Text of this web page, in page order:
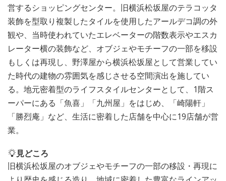
営するショッピングセンター。旧横浜松坂屋のテラコッタ
装飾を型取り複製したタイルを使用したアールデコ調の外
観や、当時使われていたエレベーターの階数表示やエスカ
レーター横の装飾など、オブジェやモチーフの一部を移設
もしくは再現し、野澤屋から横浜松坂屋として営業してい
た時代の建物の雰囲気を感じさせる空間演出を施してい
る。地元密着型のライフスタイルセンターとして、1階ス
ーパーにある「魚喜」「九州屋」をはじめ、「崎陽軒」
「勝烈庵」など、生活に密着した店舗を中心に19店舗が営
業。
見どころ
旧横浜松坂屋のオブジェやモチーフの一部の移設・再現に